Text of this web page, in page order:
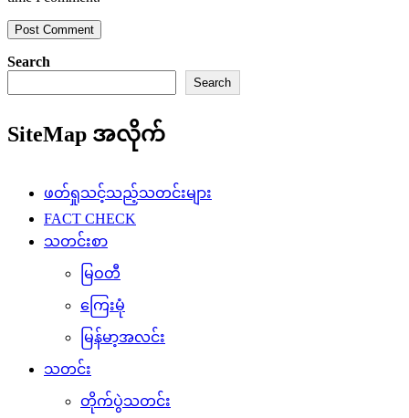
Search
Search
SiteMap အလိုက်
ဖတ်ရှုသင့်သည့်သတင်းများ
FACT CHECK
သတင်းစာ
မြဝတီ
ကြေးမုံ
မြန်မာ့အလင်း
သတင်း
တိုက်ပွဲသတင်း